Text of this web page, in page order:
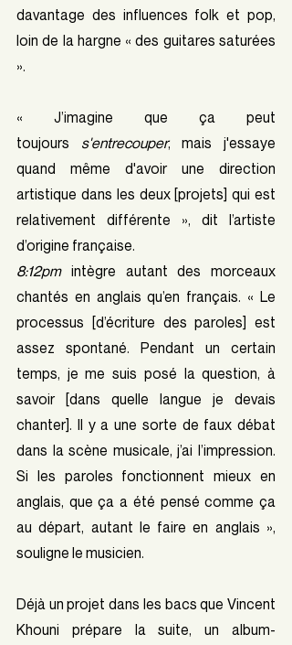
davantage des influences folk et pop,
loin de la hargne « des guitares saturées
».
« J’imagine que ça peut
toujours s'entrecouper, mais j'essaye
quand même d'avoir une direction
artistique dans les deux [projets] qui est
relativement différente », dit l’artiste
d’origine française.
8:12pm intègre autant des morceaux
chantés en anglais qu’en français. « Le
processus [d’écriture des paroles] est
assez spontané. Pendant un certain
temps, je me suis posé la question, à
savoir [dans quelle langue je devais
chanter]. Il y a une sorte de faux débat
dans la scène musicale, j’ai l’impression.
Si les paroles fonctionnent mieux en
anglais, que ça a été pensé comme ça
au départ, autant le faire en anglais »,
souligne le musicien.
Déjà un projet dans les bacs que Vincent
Khouni prépare la suite, un album-